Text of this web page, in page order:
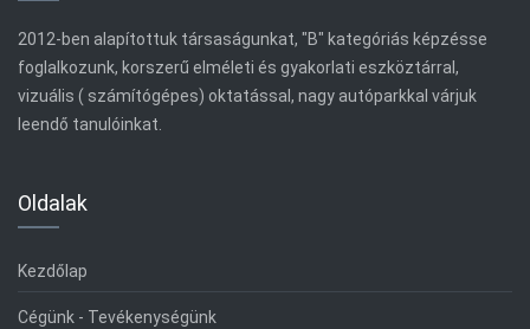
2012-ben alapítottuk társaságunkat, "B" kategóriás képzésse
foglalkozunk, korszerű elméleti és gyakorlati eszköztárral,
vizuális ( számítógépes) oktatással, nagy autóparkkal várjuk
leendő tanulóinkat.
Oldalak
Kezdőlap
Cégünk - Tevékenységünk